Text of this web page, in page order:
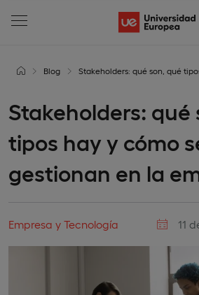
Blog Stakeholders: qué son, qué tipos hay y
Stakeholders: qué
tipos hay y cómo
gestionan en la
Empresa y Tecnología 11